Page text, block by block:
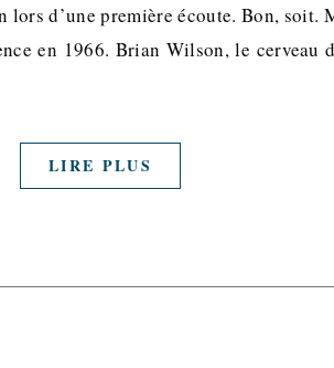
d’une première écoute. Bon, soit.
en 1966. Brian Wilson, le cerveau
LIRE PLUS